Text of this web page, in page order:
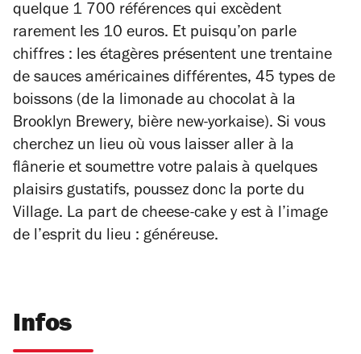
quelque 1 700 références qui excèdent
rarement les 10 euros. Et puisqu’on parle
chiffres : les étagères présentent une trentaine
de sauces américaines différentes, 45 types de
boissons (de la limonade au chocolat à la
Brooklyn Brewery, bière new-yorkaise). Si vous
cherchez un lieu où vous laisser aller à la
flânerie et soumettre votre palais à quelques
plaisirs gustatifs, poussez donc la porte du
Village. La part de cheese-cake y est à l’image
de l’esprit du lieu : généreuse.
Infos